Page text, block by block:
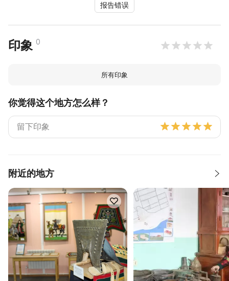
报告错误
印象 0
所有印象
你觉得这个地方怎么样？
附近的地方